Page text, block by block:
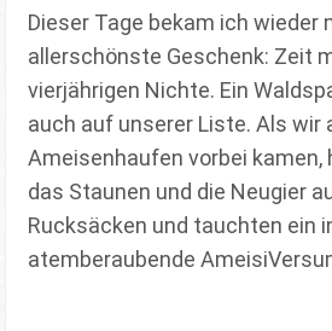
Dieser Tage bekam ich wieder
allerschönste Geschenk: Zeit
vierjährigen Nichte. Ein
auch auf unserer Liste. Als wir
Ameisenhaufen vorbei kamen,
das Staunen und die Neugier
Rucksäcken und tauchten ein
atemberaubende